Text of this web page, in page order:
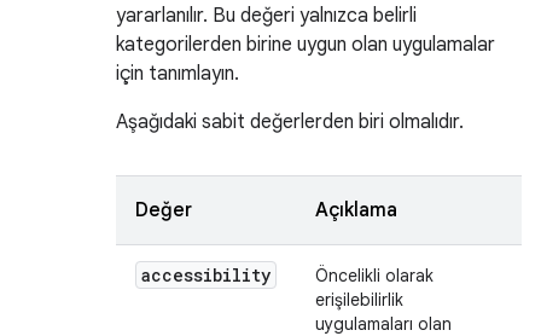
yararlanılır. Bu değeri yalnızca belirli
kategorilerden birine uygun olan uygulamalar
için tanımlayın.
Aşağıdaki sabit değerlerden biri olmalıdır.
Değer Açıklama
accessibility
Öncelikli olarak
erişilebilirlik
uygulamaları olan